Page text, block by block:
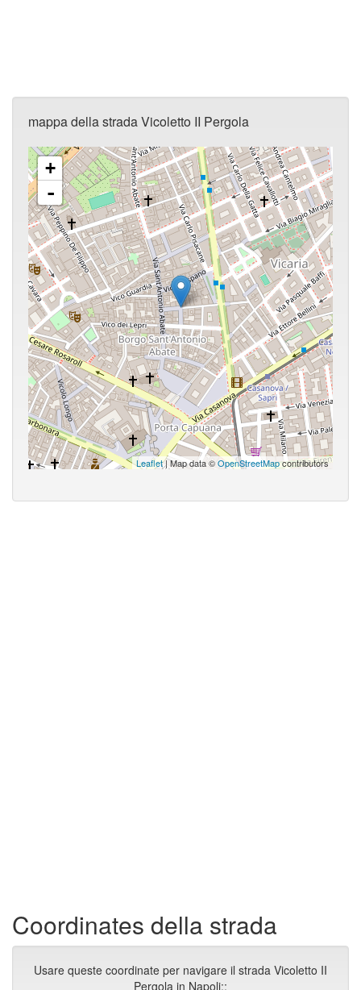
mappa della strada Vicoletto II Pergola
+
-
Leaflet| Map data ©OpenStreetMapcontributors
Coordinates della strada
Usare queste coordinate per navigare il strada Vicoletto II
Pergola in Napoli::